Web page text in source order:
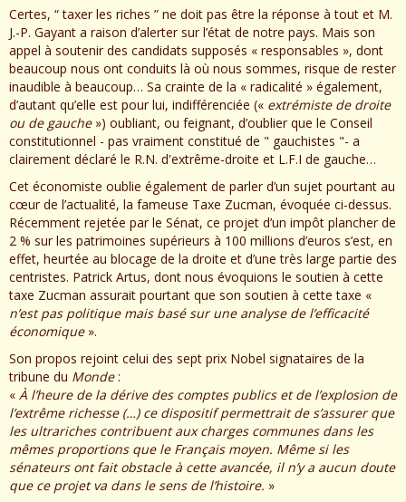
Certes, “ taxer les riches ” ne doit pas être la réponse à tout et M.
J.-P. Gayant a raison d’alerter sur l’état de notre pays. Mais son
appel à soutenir des candidats supposés « responsables », dont
beaucoup nous ont conduits là où nous sommes, risque de rester
inaudible à beaucoup… Sa crainte de la « radicalité » également,
d’autant qu’elle est pour lui, indifférenciée (« extrémiste de droite
ou de gauche») oubliant, ou feignant, d’oublier que le Conseil
constitutionnel - pas vraiment constitué de " gauchistes "- a
clairement déclaré le R.N. d'extrême-droite et L.F.I de gauche…
Cet économiste oublie également de parler d’un sujet pourtant au
cœur de l’actualité, la fameuse Taxe Zucman, évoquée ci-dessus.
Récemment rejetée par le Sénat, ce projet d’un impôt plancher de
2 % sur les patrimoines supérieurs à 100 millions d’euros s’est, en
effet, heurtée au blocage de la droite et d’une très large partie des
centristes. Patrick Artus, dont nous évoquions le soutien à cette
taxe Zucman assurait pourtant que son soutien à cette taxe «
n’est pas politique mais basé sur une analyse de l’efficacité
économique».
Son propos rejoint celui des sept prix Nobel signataires de la
tribune du Monde:
« À l’heure de la dérive des comptes publics et de l’explosion de
l’extrême richesse (…) ce dispositif permettrait de s’assurer que
les ultrariches contribuent aux charges communes dans les
mêmes proportions que le Français moyen. Même si les
sénateurs ont fait obstacle à cette avancée, il n’y a aucun doute
que ce projet va dans le sens de l’histoire. »